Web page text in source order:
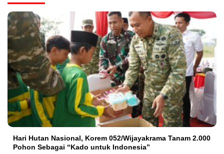
Hari Hutan Nasional, Korem 052/Wijayakrama Tanam 2.000
Pohon Sebagai “Kado untuk Indonesia”